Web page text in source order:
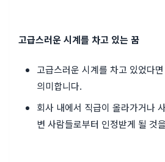
고급스러운 시계를 차고 있는 꿈
고급스러운 시계를 차고 있었다
의미합니다.
회사 내에서 직급이 올라가거나
변 사람들로부터 인정받게 될 것